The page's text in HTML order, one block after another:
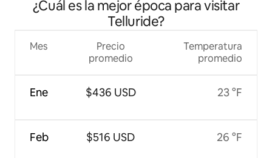
directo a las pistas de esquí
¿Cuál es la mejor época para visitar
Telluride?
Mes
Ene
Feb
Precio
promedio
$436 USD
$516 USD
Temperatura
promedio
23 °F
26 °F